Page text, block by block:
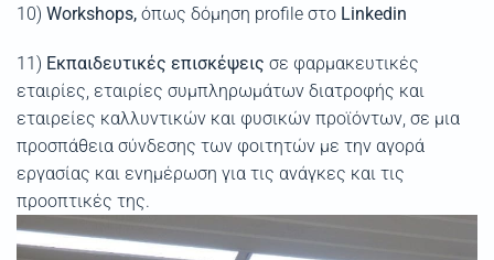
10) Workshops, όπως δόμηση profile στο Linkedin
11) Εκπαιδευτικές επισκέψεις σε φαρμακευτικές
εταιρίες, εταιρίες συμπληρωμάτων διατροφής και
εταιρείες καλλυντικών και φυσικών προϊόντων, σε μια
προσπάθεια σύνδεσης των φοιτητών με την αγορά
εργασίας και ενημέρωση για τις ανάγκες και τις
προοπτικές της.